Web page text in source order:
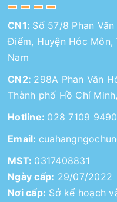
CN1: Số 57/8 Phan
Điểm, Huyện Hóc Môn,
Nam
CN2: 298A Phan Văn
Thành phố Hồ Chí
Hotline: 028 7109 9490
Email:
MST: 0317408831
Ngày cấp: 29/07/2022
Nơi cấp: Sở kế hoạch